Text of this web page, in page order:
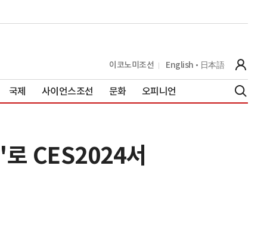
이코노미조선 English 日本語
국제 사이언스조선 문화 오피니언
CES2024서